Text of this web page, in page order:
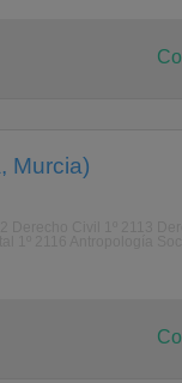
Murcia)